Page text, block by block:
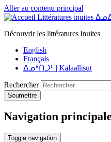
Aller au contenu principal
Littératures inuites
Découvrir les littératures inuites
English
Français
ᐃᓄᒃᑎᑐᑦ | Kalaallisut
Rechercher
Soumettre
Navigation principale
Toggle navigation